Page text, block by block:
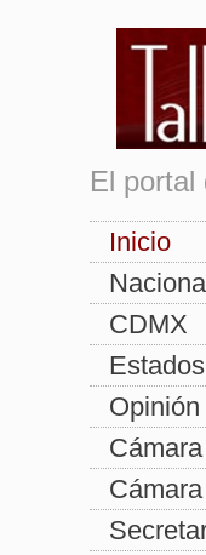
El portal
Inicio
CDMX
Estados
Opinión